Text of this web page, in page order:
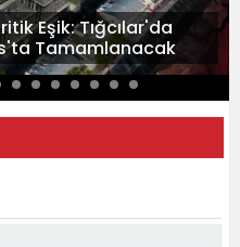
Eşik: Tığcılar'da
Tamamlanacak